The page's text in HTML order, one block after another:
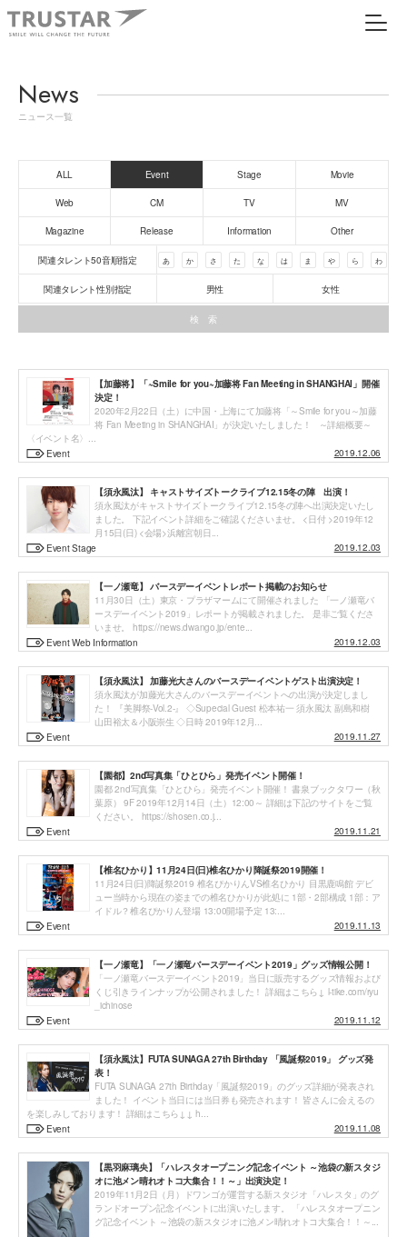
News
ニュース一覧
ALL Event Stage Movie
Web CM TV MV
Magazine Release Information Other
関連タレント50音順指定 あ か さ た な は ま や ら わ
関連タレント性別指定 男性 女性
【加藤将】「~Smile for you~加藤将 Fan Meeting in SHANGHAI」開催
決定！
2020年2月22日（土）に中国・上海にて加藤将「～Smile for you～加藤
将 Fan Meeting in SHANGHAI」が決定いたしました！ ～詳細概要～
〈イベント名〉...
Event
2019.12.06
【須永風汰】 キャストサイズトークライブ12.15冬の陣 出演！
須永風汰がキャストサイズトークライブ12.15冬の陣へ出演決定いたし
ました。 下記イベント詳細をご確認くださいませ。 <日付 >2019年12
月15日(日) <会場>浜離宮朝日...
Event Stage
2019.12.03
【一ノ瀬竜】 バースデーイベントレポート掲載のお知らせ
11月30日（土）東京・プラザマームにて開催されました 「一ノ瀬竜バ
ースデーイベント2019」レポートが掲載されました。 是非ご覧くださ
いませ。 https://news.dwango.jp/ente...
Event Web Information
2019.12.03
【須永風汰】 加藤光大さんのバースデーイベントゲスト出演決定！
須永風汰が加藤光大さんのバースデーイベントへの出演が決定しまし
た！ 『美脚祭-Vol.2-』 ◇Supecial Guest 松本祐一 須永風汰 副島和樹
山田裕太＆小阪崇生 ◇日時 2019年12月...
Event
2019.11.27
【園都】2nd写真集「ひとひら」発売イベント開催！
園都 2nd写真集「ひとひら」発売イベント開催！ 書泉ブックタワー（秋
葉原） 9F 2019年12月14日（土）12:00～ 詳細は下記のサイトをご覧
ください。 https://shosen.co.j...
Event
2019.11.21
【椎名ひかり】11月24日(日)椎名ひかり降誕祭2019開催！
11月24日(日)降誕祭2019 椎名ぴかりんVS椎名ひかり 目黒鹿鳴館 デビ
ュー当時から現在の姿までの椎名ひかりが此処に 1部・2部構成 1部：ア
イドル？椎名ぴかりん登場 13:00開場予定 13:...
Event
2019.11.13
【一ノ瀬竜】「一ノ瀬竜バースデーイベント2019」グッズ情報公開！
「一ノ瀬竜バースデーイベント2019」当日に販売するグッズ情報および
くじ引きラインナップが公開されました！ 詳細はこちら↓ l-tike.com/ryu
_ichinose
Event
2019.11.12
【須永風汰】FUTA SUNAGA 27th Birthday 「風誕祭2019」 グッズ発
表！
FUTA SUNAGA 27th Birthday「風誕祭2019」のグッズ詳細が発表され
ました！ イベント当日には当日券も発売されます！ 皆さんに会えるの
を楽しみしております！ 詳細はこちら↓↓ h...
Event
2019.11.08
【黒羽麻璃央】「ハレスタオープニング記念イベント ～池袋の新スタジ
オに池メン晴れオトコ大集合！！～」出演決定！
2019年11月2日（月）ドワンゴが運営する新スタジオ「ハレスタ」のグ
ランドオープン記念イベントに出演いたします。 「ハレスタオープニン
グ記念イベント ～池袋の新スタジオに池メン晴れオトコ大集合！！～...